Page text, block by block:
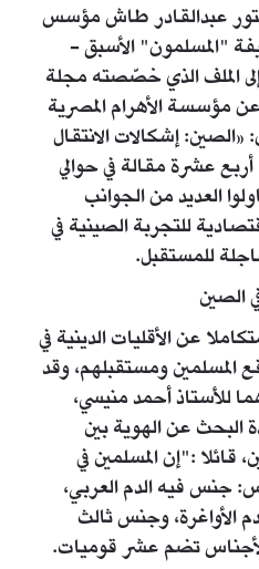
عبدالقادر طاش مؤسس
"المسلمون" الأسبق -
الملف الذي خصّصته مجلة
مؤسسة الأهرام المصرية
بعنوان: «الصين: إشكالات الانتقال
عشرة مقالة في حوالي
العديد من الجوانب
للتجربة الصينية في
للمستقبل.
الصين
عن الأقليات الدينية في
المسلمين ومستقبلهم، وقد
للأستاذ أحمد منيسي،
عن الهوية بين
قائلا :"إن المسلمين في
جنس فيه الدم العربي،
وجنس ثالث
تضم عشر قوميات.